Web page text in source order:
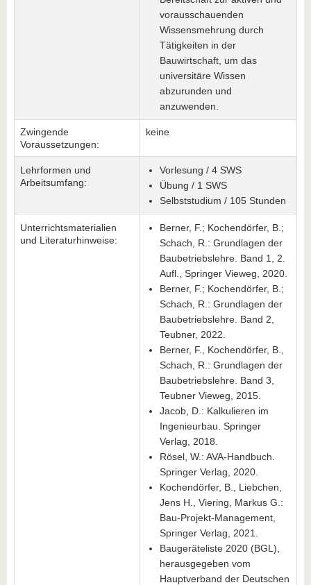
vorausschauenden
Wissensmehrung durch
Tätigkeiten in der
Bauwirtschaft, um das
universitäre Wissen
abzurunden und
anzuwenden.
Zwingende
Voraussetzungen:
keine
Lehrformen und
Arbeitsumfang:
Vorlesung / 4 SWS
Übung / 1 SWS
Selbststudium / 105 Stunden
Unterrichtsmaterialien
und Literaturhinweise:
Berner, F.; Kochendörfer, B.;
Schach, R.: Grundlagen der
Baubetriebslehre. Band 1, 2.
Aufl., Springer Vieweg, 2020.
Berner, F.; Kochendörfer, B.;
Schach, R.: Grundlagen der
Baubetriebslehre. Band 2,
Teubner, 2022.
Berner, F., Kochendörfer, B.,
Schach, R.: Grundlagen der
Baubetriebslehre. Band 3,
Teubner Vieweg, 2015.
Jacob, D.: Kalkulieren im
Ingenieurbau. Springer
Verlag, 2018.
Rösel, W.: AVA-Handbuch.
Springer Verlag, 2020.
Kochendörfer, B., Liebchen,
Jens H., Viering, Markus G.:
Bau-Projekt-Management,
Springer Verlag, 2021.
Baugeräteliste 2020 (BGL),
herausgegeben vom
Hauptverband der Deutschen